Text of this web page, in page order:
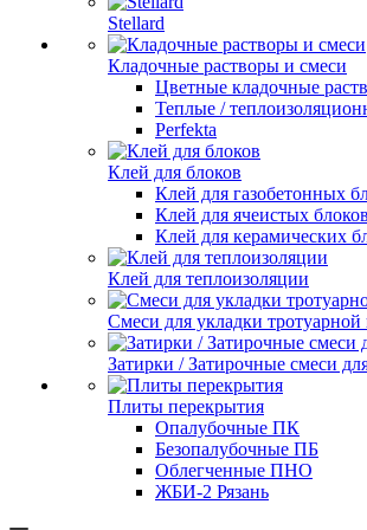
Stellard
Кладочные растворы и смеси
Цветные кладочные
Теплые /
Perfekta
Клей для блоков
Клей для газобетонных
Клей для ячеистых блоков
Клей для керамических
Клей для теплоизоляции
Смеси для укладки
Затирки / Затирочные смеси
Плиты перекрытия
Опалубочные ПК
Безопалубочные ПБ
Облегченные ПНО
ЖБИ-2 Рязань